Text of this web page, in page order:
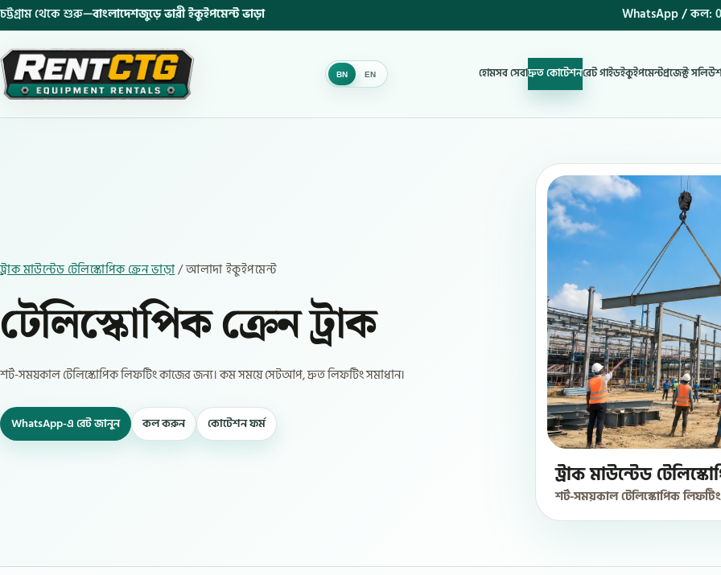
চট্টগ্রাম থেকে শুরু—বাংলাদেশজুড়ে ভারী ইকুইপমেন্ট ভাড়া WhatsApp / কল:
BN EN
BN হোমসব সেবাদ্রুত কোটেশনরেট গাইডইকুইপমেন্টপ্রজেক্ট
ট্রাক মাউন্টেড টেলিস্কোপিক ক্রেন ভাড়া/ আলাদা ইকুইপমেন্ট
টেলিস্কোপিক ক্রেন ট্রাক
শর্ট-সময়কাল টেলিস্কোপিক লিফটিং কাজের জন্য। কম সময়ে সেটআপ, দ্রুত লিফটিং সমাধান।
WhatsApp-এ রেট জানুন কল করুন কোটেশন ফর্ম
ট্রাক মাউন্টেড
শর্ট-সময়কাল টেলিস্কোপিক